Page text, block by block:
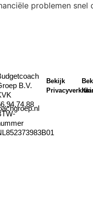
problemen
B.V.
Bekijk